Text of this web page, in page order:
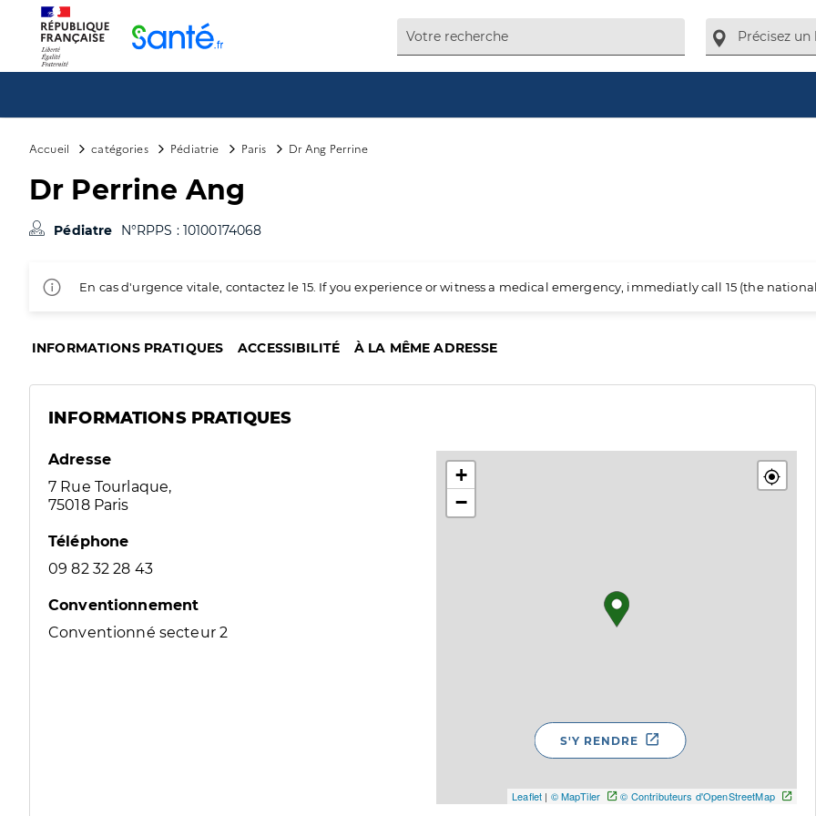
Accueil catégories Pédiatrie Paris Dr Ang Perrine
Dr Perrine Ang
Pédiatre N°RPPS : 10100174068
En cas d'urgence vitale, contactez le 15. If you experience or witness a medical emergency, immediatly call 15 (the
INFORMATIONS PRATIQUES ACCESSIBILITÉ À LA MÊME ADRESSE
INFORMATIONS PRATIQUES
Adresse
7 Rue Tourlaque,
75018 Paris
Téléphone
09 82 32 28 43
Conventionnement
Conventionné secteur 2
+
−
Leaflet | © MapTiler © Contributeurs d'OpenStreetMap
S'Y RENDRE
Panneau de gestion des cookies